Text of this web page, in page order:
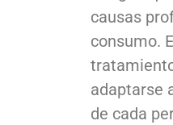
causas
consumo.
adaptarse
de cada